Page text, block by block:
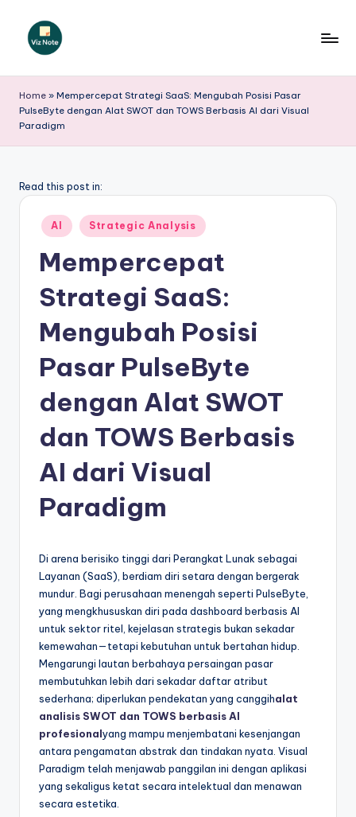
iz
N
o
e
si
A
si
&
S
o
Home » Mempercepat Strategi SaaS: Mengubah Posisi Pasar
PulseByte dengan Alat SWOT dan TOWS Berbasis AI dari Visual
Paradigm
Read this post in:
Posted
in
AI Strategic Analysis
Mempercepat
Strategi SaaS:
Mengubah Posisi
Pasar PulseByte
dengan Alat SWOT
dan TOWS Berbasis
AI dari Visual
Paradigm
Di arena berisiko tinggi dari Perangkat Lunak sebagai
Layanan (SaaS), berdiam diri setara dengan bergerak
mundur. Bagi perusahaan menengah seperti PulseByte,
yang mengkhususkan diri pada dashboard berbasis AI
untuk sektor ritel, kejelasan strategis bukan sekadar
kemewahan—tetapi kebutuhan untuk bertahan hidup.
Mengarungi lautan berbahaya persaingan pasar
membutuhkan lebih dari sekadar daftar atribut
sederhana; diperlukan pendekatan yang canggihalat
analisis SWOT dan TOWS berbasis AI
profesionalyang mampu menjembatani kesenjangan
antara pengamatan abstrak dan tindakan nyata. Visual
Paradigm telah menjawab panggilan ini dengan aplikasi
yang sekaligus ketat secara intelektual dan menawan
secara estetika.